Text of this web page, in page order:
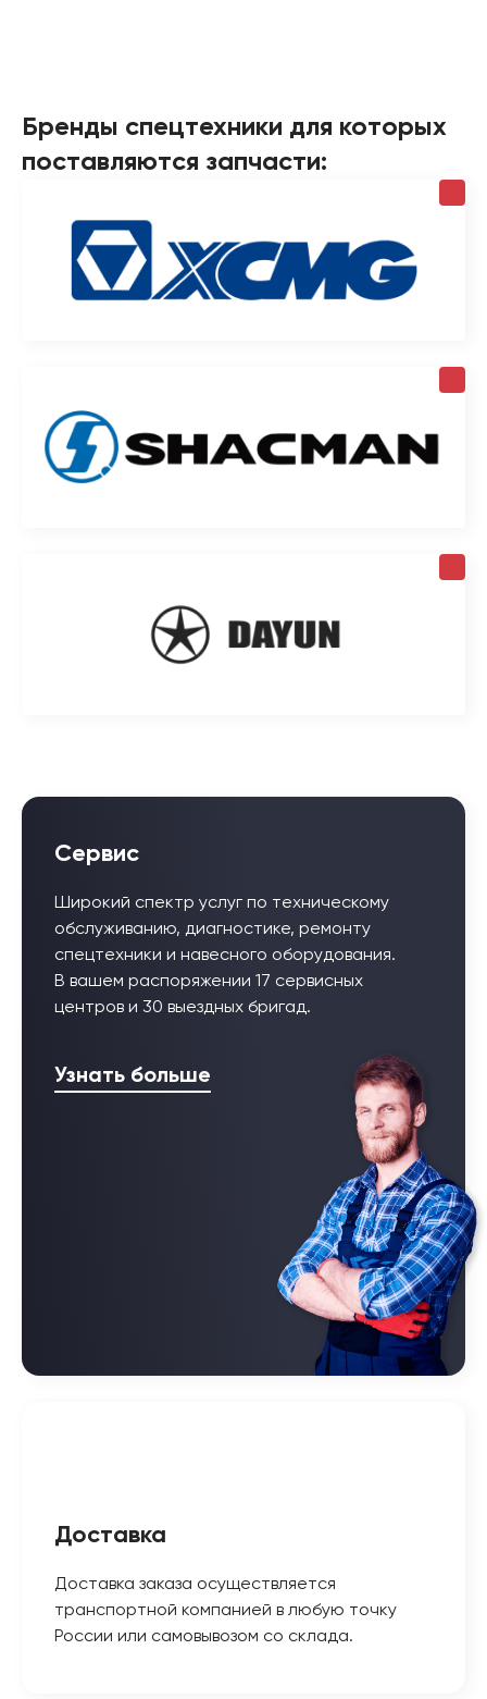
Бренды спецтехники для которых
поставляются запчасти:
Сервис
Широкий спектр услуг по техническому
обслуживанию, диагностике, ремонту
спецтехники и навесного оборудования.
В вашем распоряжении 17 сервисных
центров и 30 выездных бригад.
Узнать больше
Доставка
Доставка заказа осуществляется
транспортной компанией в любую точку
России или самовывозом со склада.